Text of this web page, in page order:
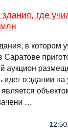
где
в котором
аукцион
идет о здании
…